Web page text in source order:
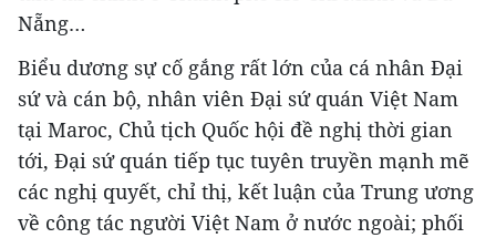
Nẵng…
Biểu dương sự cố gắng rất lớn của cá nhân Đại
sứ và cán bộ, nhân viên Đại sứ quán Việt Nam
tại Maroc, Chủ tịch Quốc hội đề nghị thời gian
tới, Đại sứ quán tiếp tục tuyên truyền mạnh mẽ
các nghị quyết, chỉ thị, kết luận của Trung ương
về công tác người Việt Nam ở nước ngoài; phối